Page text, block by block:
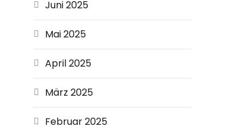
Juni 2025
Mai 2025
April 2025
März 2025
Februar 2025